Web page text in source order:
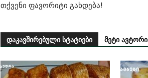
თქვენი ფავორიტი გახდება!
დაკავშირებული სტატიები მეტი ავტორი